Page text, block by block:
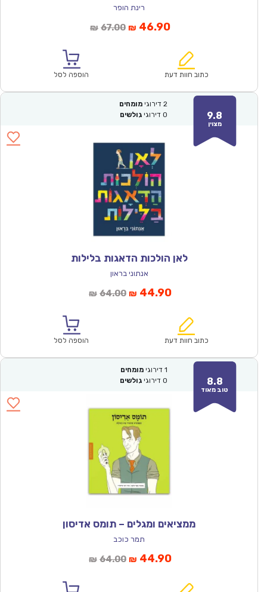
רינת הופר
₪ 67.00המחיר
₪67.00.
₪ 46.90המחיר
הוא:
כתוב חוות דעת הוספה לסל
9.8
מצוין
2 דירוגי מומחים
0 דירוגי גולשים
לאן הולכות הדאגות בלילות
אנתוני בראון
₪ 64.00המחיר
₪64.00.
₪ 44.90המחיר
הוא:
כתוב חוות דעת הוספה לסל
8.8
טוב מאוד
1 דירוגי מומחים
0 דירוגי גולשים
ממציאים ומגלים – תומס אדיסון
תמר כוכב
₪ 64.00המחיר
₪ 44.90המחיר